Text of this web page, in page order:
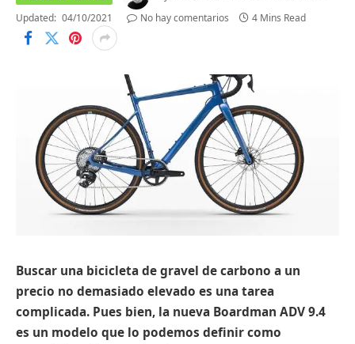
Updated: 04/10/2021 No hay comentarios 4 Mins Read
Buscar una bicicleta de gravel de carbono a un
precio no demasiado elevado es una tarea
complicada. Pues bien, la nueva Boardman ADV 9.4
es un modelo que lo podemos definir como